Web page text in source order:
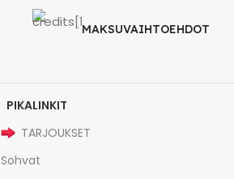
MAKSUVAIHTOEHDOT
PIKALINKIT
TARJOUKSET
Sohvat